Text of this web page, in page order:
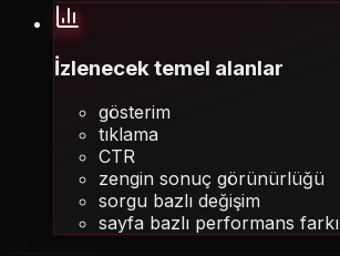
İzlenecek temel alanlar
gösterim
tıklama
CTR
zengin sonuç görünürlüğü
sorgu bazlı değişim
sayfa bazlı performans farkı